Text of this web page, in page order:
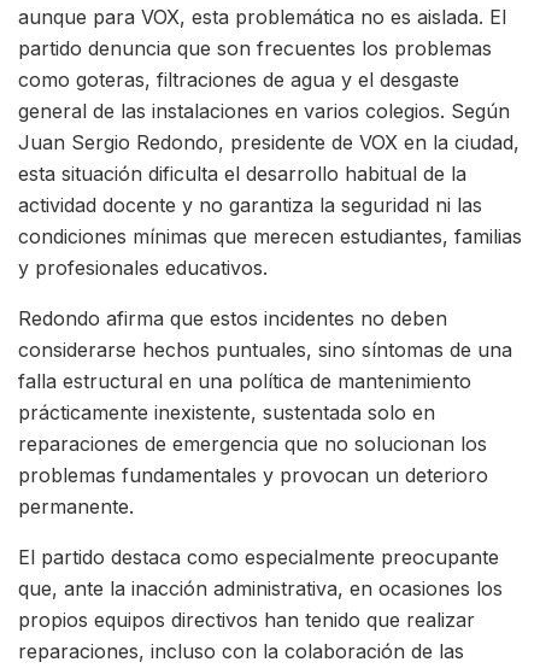
aunque para VOX, esta problemática no es aislada. El
partido denuncia que son frecuentes los problemas
como goteras, filtraciones de agua y el desgaste
general de las instalaciones en varios colegios. Según
Juan Sergio Redondo, presidente de VOX en la ciudad,
esta situación dificulta el desarrollo habitual de la
actividad docente y no garantiza la seguridad ni las
condiciones mínimas que merecen estudiantes, familias
y profesionales educativos.
Redondo afirma que estos incidentes no deben
considerarse hechos puntuales, sino síntomas de una
falla estructural en una política de mantenimiento
prácticamente inexistente, sustentada solo en
reparaciones de emergencia que no solucionan los
problemas fundamentales y provocan un deterioro
permanente.
El partido destaca como especialmente preocupante
que, ante la inacción administrativa, en ocasiones los
propios equipos directivos han tenido que realizar
reparaciones, incluso con la colaboración de las